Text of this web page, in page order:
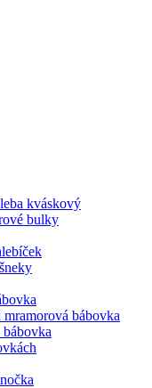
kváskový
bulky
mramorová bábovka